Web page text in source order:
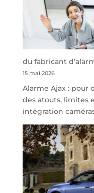
Namur,
Steveny
Park
redessine
de
parking
sécurisé
à
l’aéroport
de
Charleroi
du fabricant
15 mai 2026
Alarme Ajax : pour
des atouts, limites
intégration